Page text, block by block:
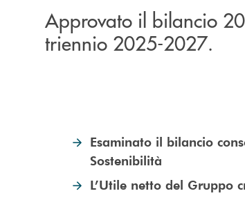
Approvato il bilancio
triennio 2025-2027.
Esaminato il bilancio
Sostenibilità
L’Utile netto del Gruppo